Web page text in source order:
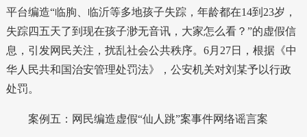
平台编造“临朐、临沂等多地孩子失踪，年龄都在14到23岁，
失踪四五天了到现在孩子渺无音讯，大家怎么看？”的虚假信
息，引发网民关注，扰乱社会公共秩序。6月27日，根据《中
华人民共和国治安管理处罚法》，公安机关对刘某予以行政
处罚。
案例五：网民编造虚假“仙人跳”案事件网络谣言案